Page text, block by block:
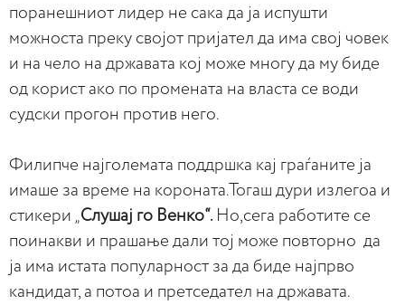
поранешниот лидер не сака да ја испушти
можноста преку својот пријател да има свој човек
и на чело на државата кој може многу да му биде
од корист ако по промената на власта се води
судски прогон против него.
Филипче најголемата поддршка кај граѓаните ја
имаше за време на короната.Тогаш дури излегоа и
стикери „Слушај го Венко“. Но,сега работите се
поинакви и прашање дали тој може повторно да
ја има истата популарност за да биде најпрво
кандидат, а потоа и претседател на државата.